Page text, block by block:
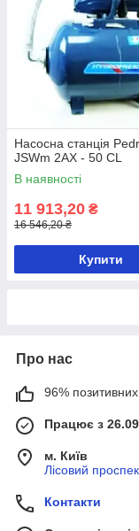
Насосна станція
JSWm 2AX - 50 CL
В наявності
11 913,20 ₴
16 546,20 ₴
Купити
Про нас
96% позитивних
Працює з
м. Київ
Лісовий
Контакти